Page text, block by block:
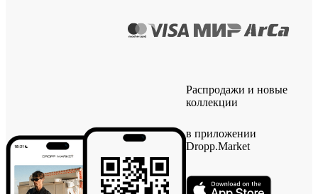
Распродажи и новые
коллекции
в приложении
Dropp.Market